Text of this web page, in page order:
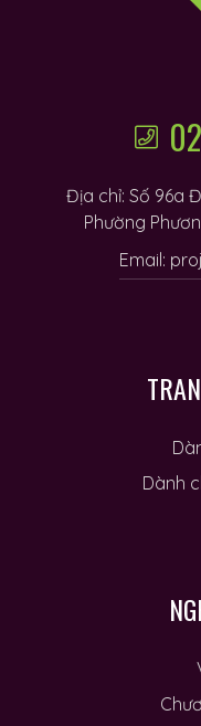
Địa chỉ: Số 96a
Phường
Email:
Dành